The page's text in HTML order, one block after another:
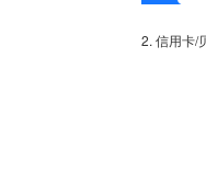
2. 信用卡/